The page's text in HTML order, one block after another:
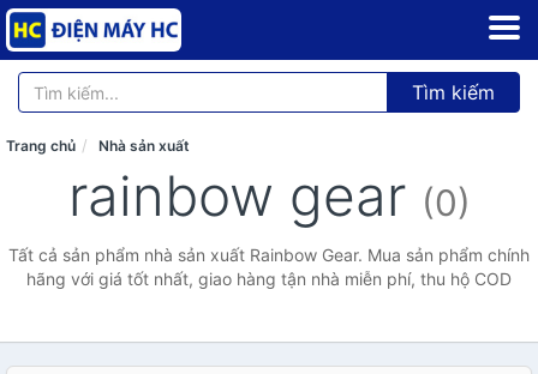
Tìm kiếm
Trang chủ Nhà sản xuất
rainbow gear (0)
Tất cả sản phẩm nhà sản xuất Rainbow Gear. Mua sản phẩm chính
hãng với giá tốt nhất, giao hàng tận nhà miễn phí, thu hộ COD